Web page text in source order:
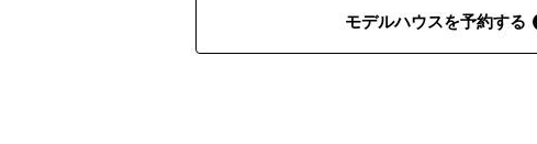
モデルハウスを予約する